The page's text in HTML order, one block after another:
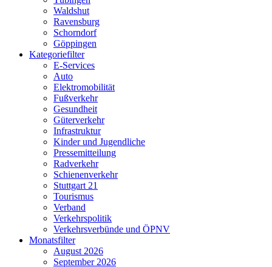
Waldshut
Ravensburg
Schorndorf
Göppingen
Kategoriefilter
E-Services
Auto
Elektromobilität
Fußverkehr
Gesundheit
Güterverkehr
Infrastruktur
Kinder und Jugendliche
Pressemitteilung
Radverkehr
Schienenverkehr
Stuttgart 21
Tourismus
Verband
Verkehrspolitik
Verkehrsverbünde und ÖPNV
Monatsfilter
August 2026
September 2026